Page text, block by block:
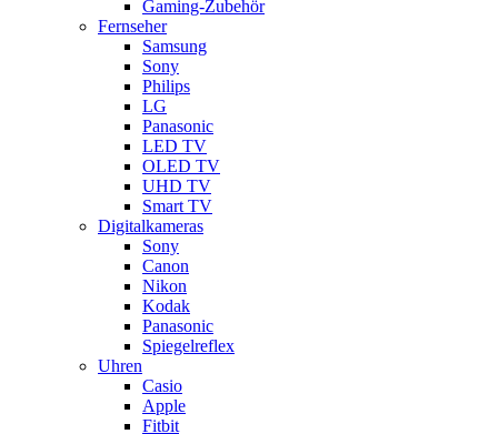
Gaming-Zubehör
Fernseher
Samsung
Sony
Philips
LG
Panasonic
LED TV
OLED TV
UHD TV
Smart TV
Digitalkameras
Sony
Canon
Nikon
Kodak
Panasonic
Spiegelreflex
Uhren
Casio
Apple
Fitbit